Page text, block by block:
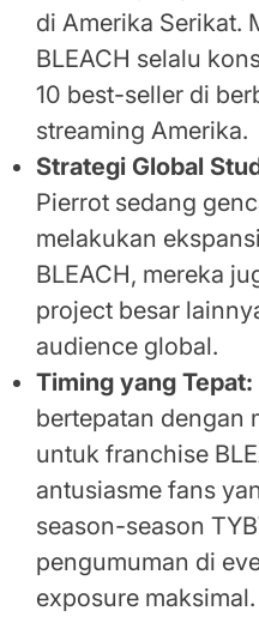
di Amerika Serikat.
BLEACH selalu
10 best-seller di
streaming Amerika.
Strategi Global
Pierrot sedang
melakukan
BLEACH, mereka
project besar
audience global.
Timing yang Tepat:
bertepatan dengan
untuk franchise
antusiasme fans
season-season
pengumuman di
exposure maksimal.